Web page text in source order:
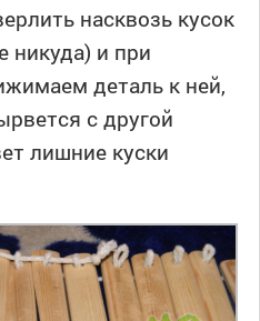
насквозь кусок
никуда) и при
деталь к ней,
с другой
лишние куски